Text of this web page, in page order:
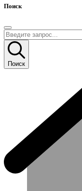
Поиск
Поиск